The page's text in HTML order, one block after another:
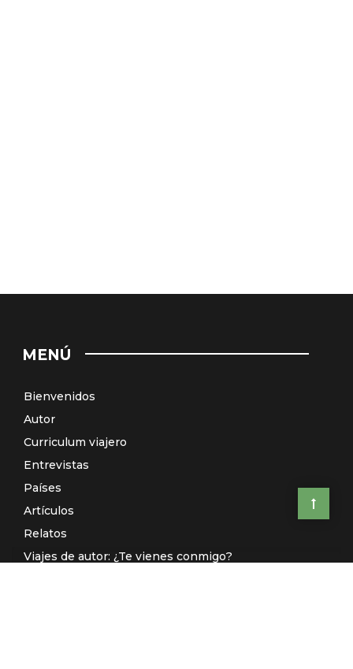
MENÚ
Bienvenidos
Autor
Curriculum viajero
Entrevistas
Países
Artículos
Relatos
Viajes de autor: ¿Te vienes conmigo?